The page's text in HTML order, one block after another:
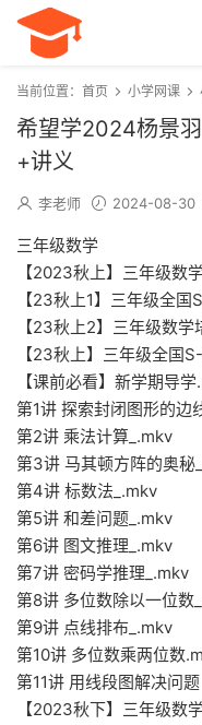
当前位置： 首页 小学网课
希望学2024杨景
+讲义
李老师 2024-08-30
三年级数学
【2023秋上】三年级数
【23秋上1】三年级全
【23秋上2】三年级数
【23秋上】三年级全国
【课前必看】新学期导
第1讲 探索封闭图形的边
第2讲 乘法计算_.mkv
第3讲 马其顿方阵的奥秘
第4讲 标数法_.mkv
第5讲 和差问题_.mkv
第6讲 图文推理_.mkv
第7讲 密码学推理_.mkv
第8讲 多位数除以一位数
第9讲 点线排布_.mkv
第10讲 多位数乘两位数
第11讲 用线段图解决问
【2023秋下】三年级数